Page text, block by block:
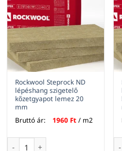
Rockwool Steprock ND
lépéshang szigetelő
kőzetgyapot lemez 20
mm
Bruttó ár:
1960 Ft / m2
Rockwool Steprock ND